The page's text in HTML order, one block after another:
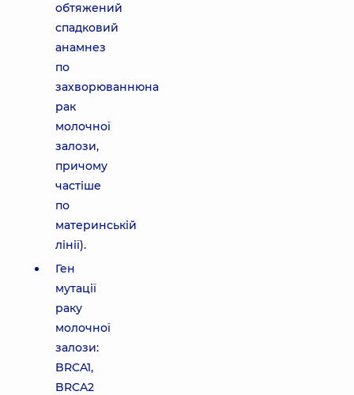
обтяжений
спадковий
анамнез
по
захворюваннюна
рак
молочної
залози,
причому
частіше
по
материнській
лінії).
Ген
мутації
раку
молочної
залози:
BRCA1,
BRCA2